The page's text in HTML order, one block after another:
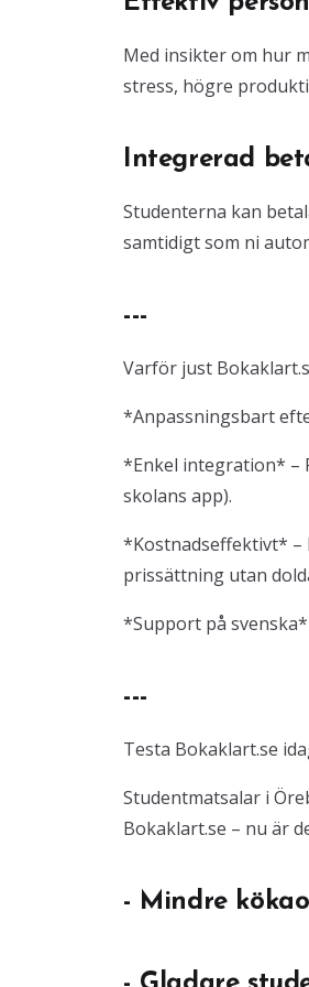
Med insikter om hur
stress, högre
Integrerad
Studenterna kan
samtidigt som ni
---
Varför just
*Anpassningsbart
*Enkel integration* –
skolans app).
*Kostnadseffektivt* –
prissättning utan
*Support på
---
Testa Bokaklart.se
Studentmatsalar i
Bokaklart.se – nu är
- Mindre